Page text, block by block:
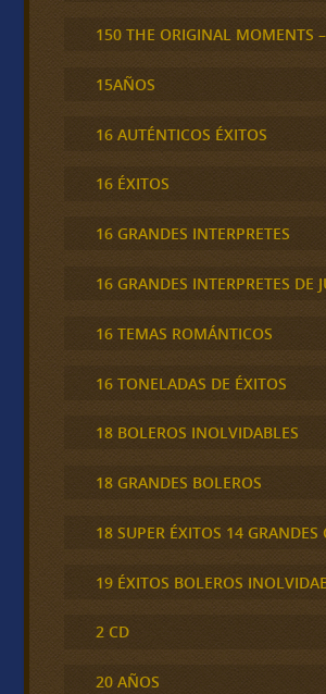
150 THE ORIGINAL MOMENTS
15AÑOS
16 AUTÉNTICOS ÉXITOS
16 ÉXITOS
16 GRANDES INTERPRETES
16 GRANDES INTERPRETES DE
16 TEMAS ROMÁNTICOS
16 TONELADAS DE ÉXITOS
18 BOLEROS INOLVIDABLES
18 GRANDES BOLEROS
18 SUPER ÉXITOS 14 GRANDES
19 ÉXITOS BOLEROS
2 CD
20 AÑOS